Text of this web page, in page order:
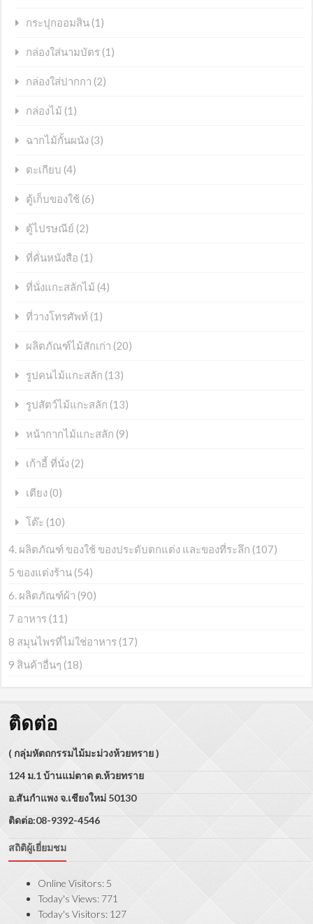
กระปุกออมสิน (1)
กล่องใส่นามบัตร (1)
กล่องใส่ปากกา (2)
กล่องไม้ (1)
ฉากไม้กั้นผนัง (3)
ตะเกียบ (4)
ตู้เก็บของใช้ (6)
ตู้ไปรษณีย์ (2)
ที่คั่นหนังสือ (1)
ที่นั่งแกะสลักไม้ (4)
ที่วางโทรศัพท์ (1)
ผลิตภัณฑ์ไม้สักเก่า (20)
รูปคนไม้แกะสลัก (13)
รูปสัตว์ไม้แกะสลัก (13)
หน้ากากไม้แกะสลัก (9)
เก้าอี้ ที่นั่ง (2)
เตียง (0)
โต๊ะ (10)
4. ผลิตภัณฑ์ ของใช้ ของประดับตกแต่ง และของที่ระลึก (107)
5 ของแต่งร้าน (54)
6. ผลิตภัณฑ์ผ้า (90)
7 อาหาร (11)
8 สมุนไพรที่ไม่ใช่อาหาร (17)
9 สินค้าอื่นๆ (18)
ติดต่อ
( กลุ่มหัตถกรรมไม้มะม่วงห้วยทราย )
124 ม.1 บ้านแม่ตาด ต.ห้วยทราย
อ.สันกำแพง จ.เชียงใหม่ 50130
ติดต่อ:08-9392-4546
สถิติผู้เยี่ยมชม
Online Visitors: 5
Today's Views: 771
Today's Visitors: 127